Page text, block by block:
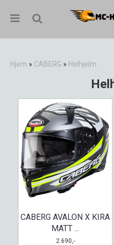
Hjem » CABERG » Helhjelm
CABERG AVALON X KIRA
MATT ...
2.690,-